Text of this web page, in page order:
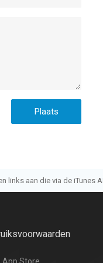
aan die via de iTunes